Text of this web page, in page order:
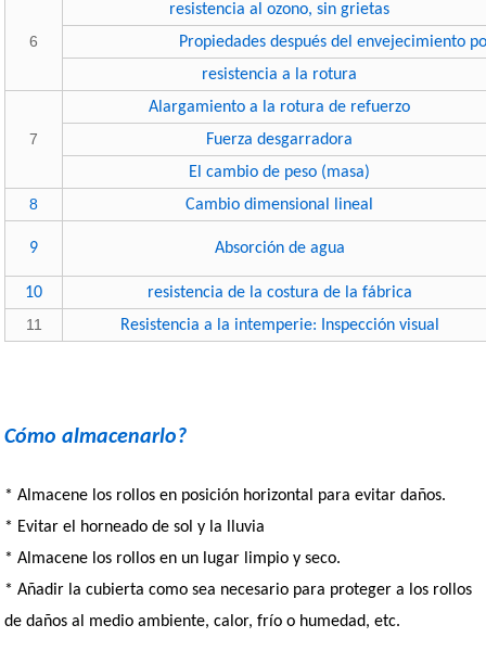
6
resistencia al ozono, sin grietas
Propiedades después del envejecimiento
resistencia a la rotura
7
Alargamiento a la rotura de refuerzo
Fuerza desgarradora
El cambio de peso (masa)
8
Cambio dimensional lineal
9 Absorción de agua
10
resistencia de la costura de la fábrica
11
Resistencia a la intemperie: Inspección visual
Cómo almacenarlo?
* Almacene los rollos en posición horizontal para evitar daños.
* Evitar el horneado de sol y la lluvia
* Almacene los rollos en un lugar limpio y seco.
* Añadir la cubierta como sea necesario para proteger a los rollos
de daños al medio ambiente, calor, frío o humedad, etc.